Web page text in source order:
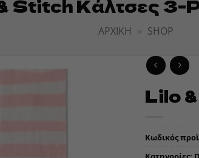
Stitch Κάλτσες 3-
ΑΡΧΙΚΉ » SHOP
Lilo
Κωδικός